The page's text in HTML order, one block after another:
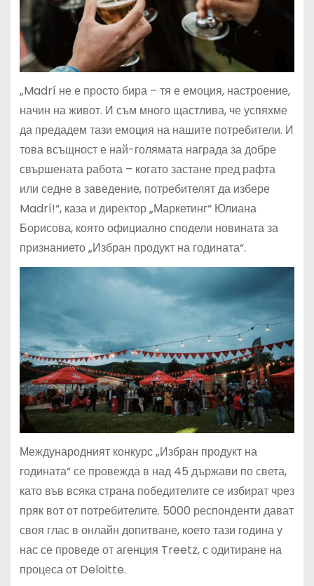
„Madrí не е просто бира – тя е емоция, настроение,
начин на живот. И съм много щастлива, че успяхме
да предадем тази емоция на нашите потребители. И
това всъщност е най-голямата награда за добре
свършената работа – когато застане пред рафта
или седне в заведение, потребителят да избере
Madrí!“, каза и директор „Маркетинг“ Юлиана
Борисова, която официално сподели новината за
признанието „Избран продукт на годината“.
Международният конкурс „Избран продукт на
годината“ се провежда в над 45 държави по света,
като във всяка страна победителите се избират чрез
пряк вот от потребителите. 5000 респонденти дават
своя глас в онлайн допитване, което тази година у
нас се проведе от агенция Treetz, с одитиране на
процеса от Deloitte.